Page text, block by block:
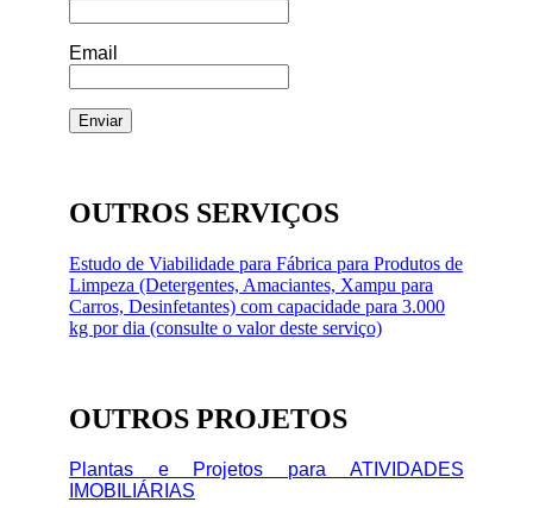
Email
OUTROS SERVIÇOS
Estudo de Viabilidade para Fábrica para Produtos de
Limpeza (Detergentes, Amaciantes, Xampu para
Carros, Desinfetantes) com capacidade para 3.000
kg por dia (consulte o valor deste serviço)
OUTROS PROJETOS
Plantas e Projetos para ATIVIDADES
IMOBILIÁRIAS